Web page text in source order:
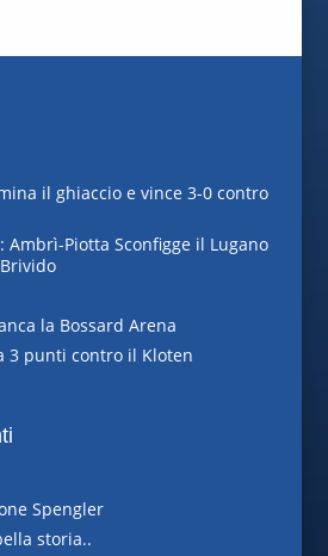
il ghiaccio e vince 3-0 contro
Ambrì-Piotta Sconfigge il Lugano
la Bossard Arena
3 punti contro il Kloten
Spengler
storia..